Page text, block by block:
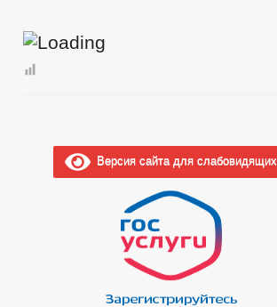
Версия сайта для слабовидящих